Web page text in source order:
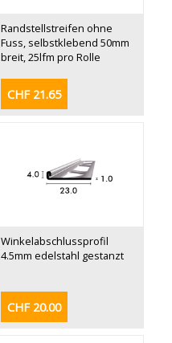
Randstellstreifen ohne
Fuss, selbstklebend 50mm
breit, 25lfm pro Rolle
CHF 21.65
Winkelabschlussprofil
4.5mm edelstahl gestanzt
CHF 20.00